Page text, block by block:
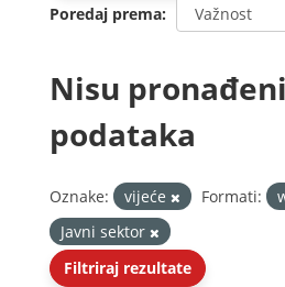
Poredaj prema
Nisu
podataka
Oznake: vijeće Formati:
Javni sektor
Filtriraj rezultate